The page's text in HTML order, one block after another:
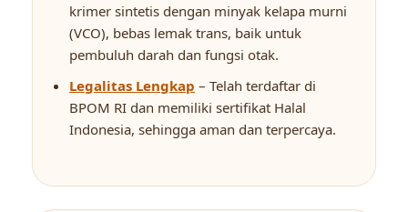
krimer sintetis dengan minyak kelapa murni
(VCO), bebas lemak trans, baik untuk
pembuluh darah dan fungsi otak.
Legalitas Lengkap – Telah terdaftar di
BPOM RI dan memiliki sertifikat Halal
Indonesia, sehingga aman dan terpercaya.